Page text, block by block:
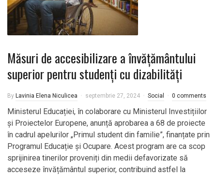
Măsuri de accesibilizare a învățământului
superior pentru studenți cu dizabilități
By Lavinia Elena Niculicea septembrie 27, 2024 Social 0 comments
Ministerul Educației, în colaborare cu Ministerul Investițiilor
și Proiectelor Europene, anunță aprobarea a 68 de proiecte
în cadrul apelurilor „Primul student din familie”, finanțate prin
Programul Educație și Ocupare. Acest program are ca scop
sprijinirea tinerilor proveniți din medii defavorizate să
acceseze învățământul superior, contribuind astfel la